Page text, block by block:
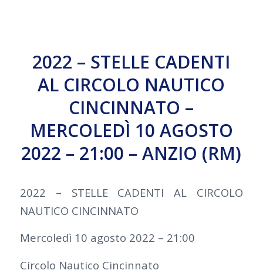
2022 – STELLE CADENTI
AL CIRCOLO NAUTICO
CINCINNATO –
MERCOLEDÌ 10 AGOSTO
2022 – 21:00 – ANZIO (RM)
2022 – STELLE CADENTI AL CIRCOLO
NAUTICO CINCINNATO
Mercoledì 10 agosto 2022 – 21:00
Circolo Nautico Cincinnato